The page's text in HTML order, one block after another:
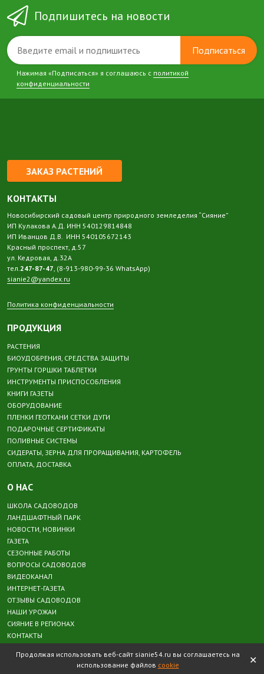
Подпишитесь на новости
Подписаться
Нажимая «Подписаться» я соглашаюсь с политикой
конфиденциальности
ЗАКАЗ РАСТЕНИЙ
КОНТАКТЫ
Новосибирский садовый центр природного земледелия “Сияние”
ИП Кулакова А.Д. ИНН 540129814848
ИП Иванцов Д.В. ИНН 540105672143
Красный проспект, д.57
ул. Кедровая, д.32А
тел.247-87-47, (8-913-980-99-36 WhatsApp)
sianie2@yandex.ru
Политика конфиденциальности
ПРОДУКЦИЯ
РАСТЕНИЯ
БИОУДОБРЕНИЯ, СРЕДСТВА ЗАЩИТЫ
ГРУНТЫ ГОРШКИ ТАБЛЕТКИ
ИНСТРУМЕНТЫ ПРИСПОСОБЛЕНИЯ
КНИГИ ГАЗЕТЫ
ОБОРУДОВАНИЕ
ПЛЕНКИ ГЕОТКАНИ СЕТКИ ДУГИ
ПОДАРОЧНЫЕ СЕРТИФИКАТЫ
ПОЛИВНЫЕ СИСТЕМЫ
СИДЕРАТЫ, ЗЕРНА ДЛЯ ПРОРАЩИВАНИЯ, КАРТОФЕЛЬ
ОПЛАТА, ДОСТАВКА
О НАС
ШКОЛА САДОВОДОВ
ЛАНДШАФТНЫЙ ПАРК
НОВОСТИ, НОВИНКИ
ГАЗЕТА
СЕЗОННЫЕ РАБОТЫ
ВОПРОСЫ САДОВОДОВ
ВИДЕОКАНАЛ
ИНТЕРНЕТ-ГАЗЕТА
ОТЗЫВЫ САДОВОДОВ
НАШИ УРОЖАИ
СИЯНИЕ В РЕГИОНАХ
КОНТАКТЫ
✕
Продолжая использовать веб-сайт sianie54.ru вы соглашаетесь на
использование файлов cookie